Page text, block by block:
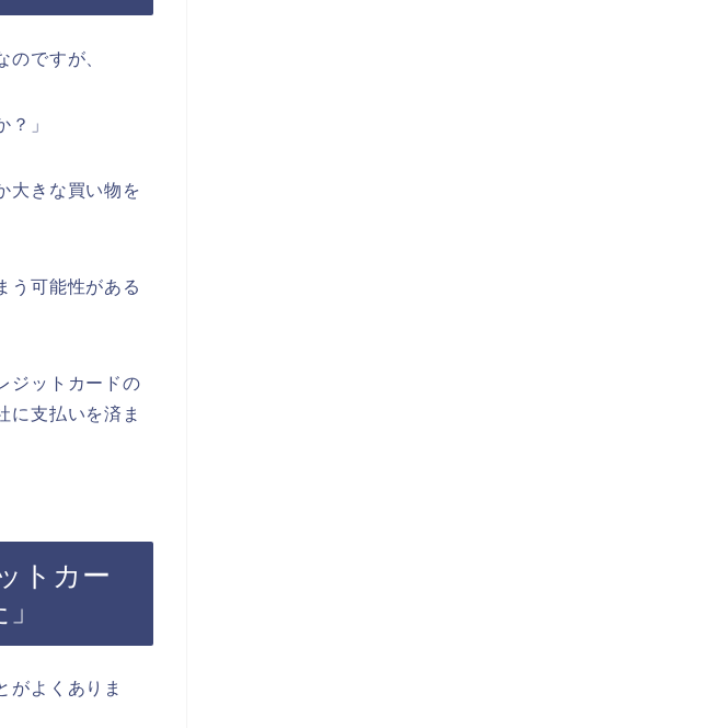
ですが、
？」
大きな買い物を
う可能性がある
ジットカードの
に支払いを済ま
トカー
がよくありま